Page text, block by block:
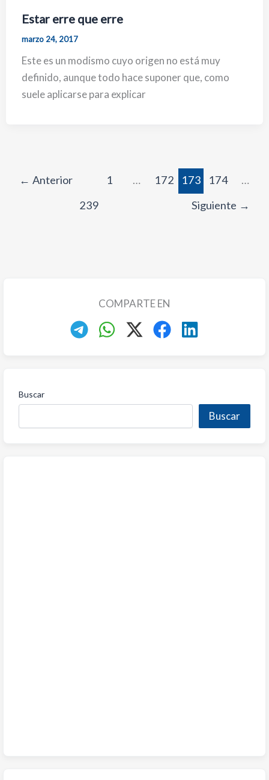
Estar erre que erre
marzo 24, 2017
Este es un modismo cuyo origen no está muy
definido, aunque todo hace suponer que, como
suele aplicarse para explicar
← Anterior 1 … 172 173 174
…
239
Siguiente →
COMPARTE EN
Buscar
Buscar